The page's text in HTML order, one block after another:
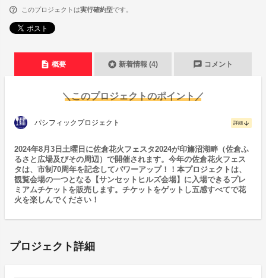
このプロジェクトは実行確約型です。
description 概要 stars 新着情報 (4) chat コメント
＼このプロジェクトのポイント／
パシフィックプロジェクト 詳細 arrow_downward
2024年8月3日土曜日に佐倉花火フェスタ2024が印旛沼湖畔（佐倉ふ
るさと広場及びその周辺）で開催されます。今年の佐倉花火フェス
タは、市制70周年を記念してパワーアップ！！本プロジェクトは、
観覧会場の一つとなる【サンセットヒルズ会場】に入場できるプレ
ミアムチケットを販売します。チケットをゲットし五感すべてで花
火を楽しんでください！
プロジェクト詳細